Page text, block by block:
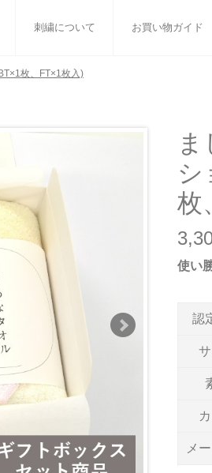
刺繍について お買い物ガイド
小さなお返し・お餞別
マフラー 衣類
刺繍 書籍
枚、FT×1枚入)
使い
シ
枚
認
メ